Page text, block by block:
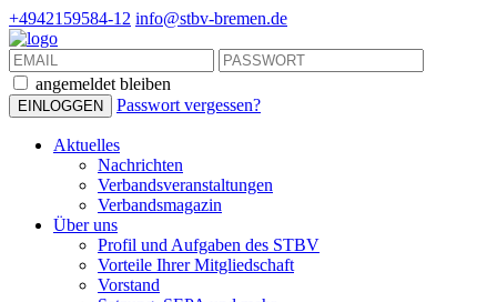
+4942159584-12 info@stbv-bremen.de
angemeldet bleiben
Passwort vergessen?
Aktuelles
Nachrichten
Verbandsveranstaltungen
Verbandsmagazin
Über uns
Profil und Aufgaben des STBV
Vorteile Ihrer Mitgliedschaft
Vorstand